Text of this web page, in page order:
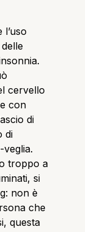
cervello
con
di
di
troppo a
si
non è
che
questa